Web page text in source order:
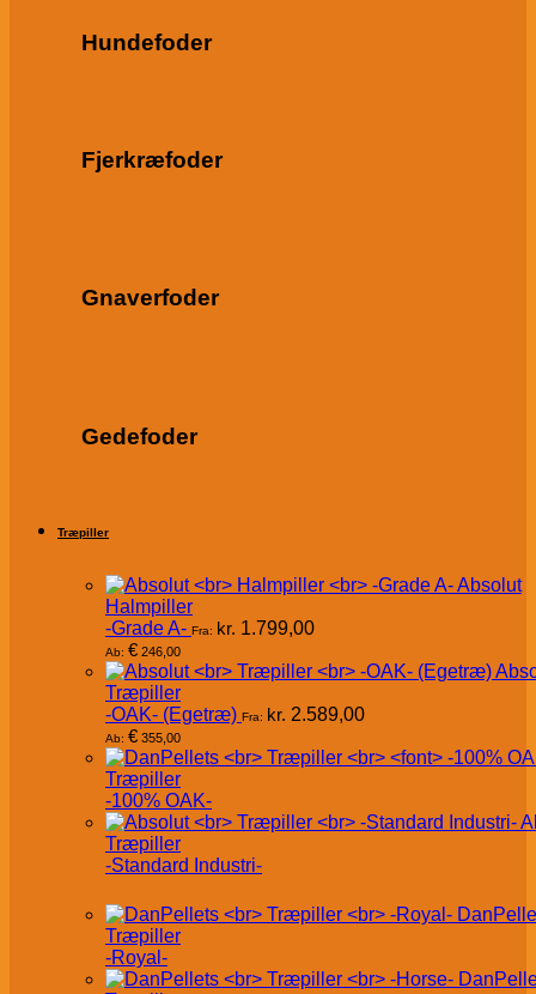
Hundefoder
Fjerkræfoder
Gnaverfoder
Gedefoder
Træpiller
Absolut
Halmpiller
-Grade A- Fra: kr. 1.799,00
Ab: € 246,00
Træpiller
-OAK- (Egetræ) Fra: kr. 2.589,00
Ab: € 355,00
Træpiller
-100% OAK-
Træpiller
-Standard Industri-
Træpiller
-Royal-